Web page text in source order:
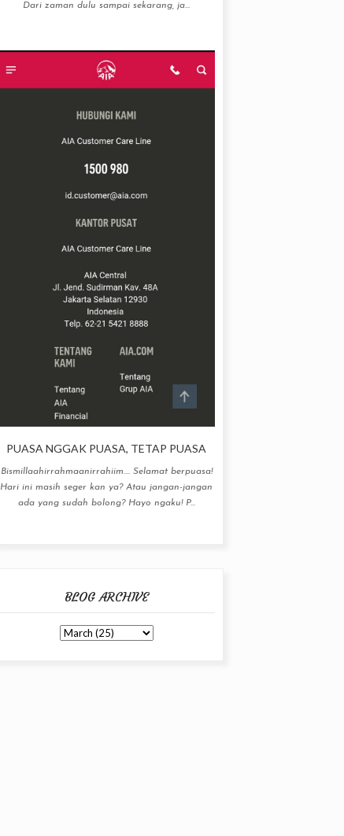
Dari zaman dulu sampai sekarang, ja...
PUASA NGGAK PUASA, TETAP PUASA
Bismillaahirrahmaanirrahiim.... Selamat berpuasa!
Hari ini masih seger kan ya? Atau jangan-jangan
ada yang sudah bolong? Hayo ngaku! P...
BLOG ARCHIVE